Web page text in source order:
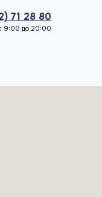
71 28 80
9:00 до 20:00